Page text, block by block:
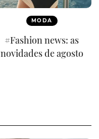
MODA
#Fashion news: as
novidades de agosto